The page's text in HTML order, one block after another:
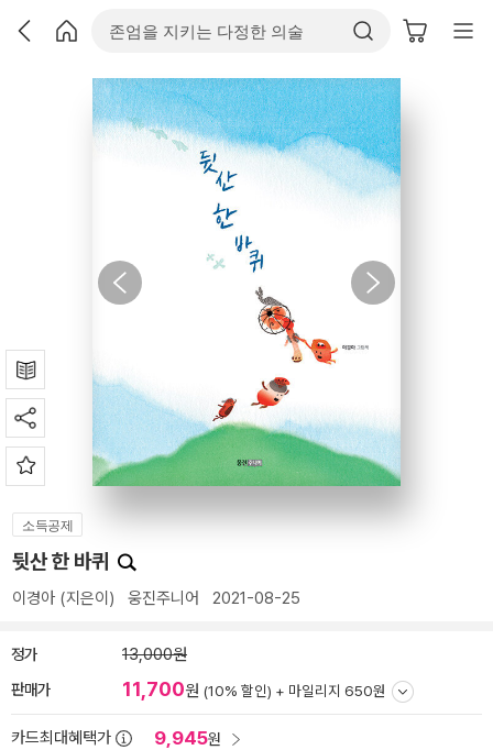
소득공제
뒷산 한 바퀴
이경아 (지은이) 웅진주니어 2021-08-25
정가 13,000원
판매가 11,700원 (10% 할인) + 마일리지 650원
카드최대혜택가 9,945원